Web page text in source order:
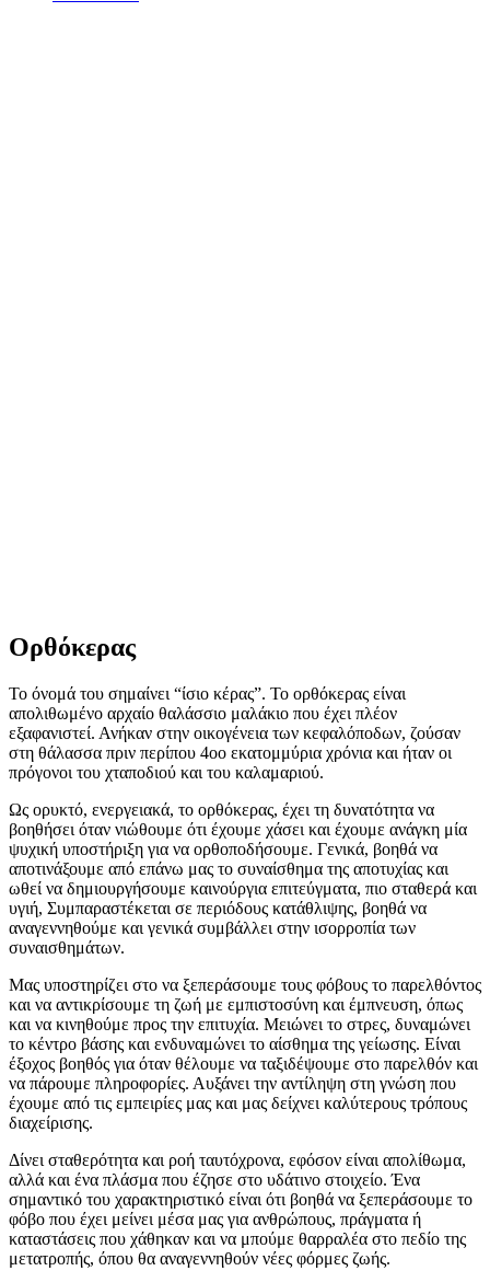
Ορθόκερας
Το όνομά του σημαίνει “ίσιο κέρας”. Το ορθόκερας είναι
απολιθωμένο αρχαίο θαλάσσιο μαλάκιο που έχει πλέον
εξαφανιστεί. Ανήκαν στην οικογένεια των κεφαλόποδων, ζούσαν
στη θάλασσα πριν περίπου 4οο εκατομμύρια χρόνια και ήταν οι
πρόγονοι του χταποδιού και του καλαμαριού.
Ως ορυκτό, ενεργειακά, το ορθόκερας, έχει τη δυνατότητα να
βοηθήσει όταν νιώθουμε ότι έχουμε χάσει και έχουμε ανάγκη μία
ψυχική υποστήριξη για να ορθοποδήσουμε. Γενικά, βοηθά να
αποτινάξουμε από επάνω μας το συναίσθημα της αποτυχίας και
ωθεί να δημιουργήσουμε καινούργια επιτεύγματα, πιο σταθερά και
υγιή, Συμπαραστέκεται σε περιόδους κατάθλιψης, βοηθά να
αναγεννηθούμε και γενικά συμβάλλει στην ισορροπία των
συναισθημάτων.
Μας υποστηρίζει στο να ξεπεράσουμε τους φόβους το παρελθόντος
και να αντικρίσουμε τη ζωή με εμπιστοσύνη και έμπνευση, όπως
και να κινηθούμε προς την επιτυχία. Μειώνει το στρες, δυναμώνει
το κέντρο βάσης και ενδυναμώνει το αίσθημα της γείωσης. Είναι
έξοχος βοηθός για όταν θέλουμε να ταξιδέψουμε στο παρελθόν και
να πάρουμε πληροφορίες. Αυξάνει την αντίληψη στη γνώση που
έχουμε από τις εμπειρίες μας και μας δείχνει καλύτερους τρόπους
διαχείρισης.
Δίνει σταθερότητα και ροή ταυτόχρονα, εφόσον είναι απολίθωμα,
αλλά και ένα πλάσμα που έζησε στο υδάτινο στοιχείο. Ένα
σημαντικό του χαρακτηριστικό είναι ότι βοηθά να ξεπεράσουμε το
φόβο που έχει μείνει μέσα μας για ανθρώπους, πράγματα ή
καταστάσεις που χάθηκαν και να μπούμε θαρραλέα στο πεδίο της
μετατροπής, όπου θα αναγεννηθούν νέες φόρμες ζωής.